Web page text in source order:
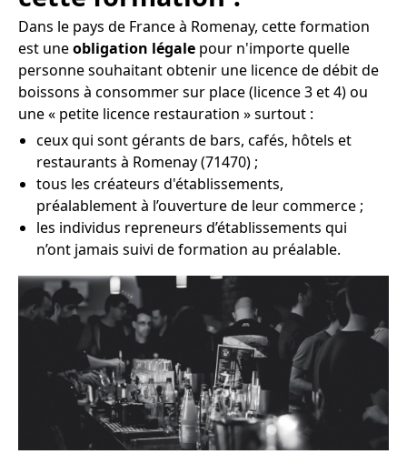
Dans le pays de France à Romenay, cette formation
est uneobligation légale pour n'importe quelle
personne souhaitant obtenir une licence de débit de
boissons à consommer sur place (licence 3 et 4) ou
une « petite licence restauration » surtout :
ceux qui sont gérants de bars, cafés, hôtels et
restaurants à Romenay (71470) ;
tous les créateurs d'établissements,
préalablement à l’ouverture de leur commerce ;
les individus repreneurs d’établissements qui
n’ont jamais suivi de formation au préalable.